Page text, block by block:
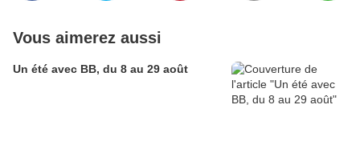
Vous aimerez aussi
Un été avec BB, du 8 au 29 août